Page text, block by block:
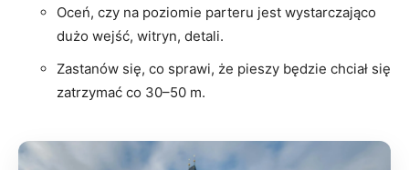
Oceń, czy na poziomie parteru jest wystarczająco
dużo wejść, witryn, detali.
Zastanów się, co sprawi, że pieszy będzie chciał się
zatrzymać co 30–50 m.